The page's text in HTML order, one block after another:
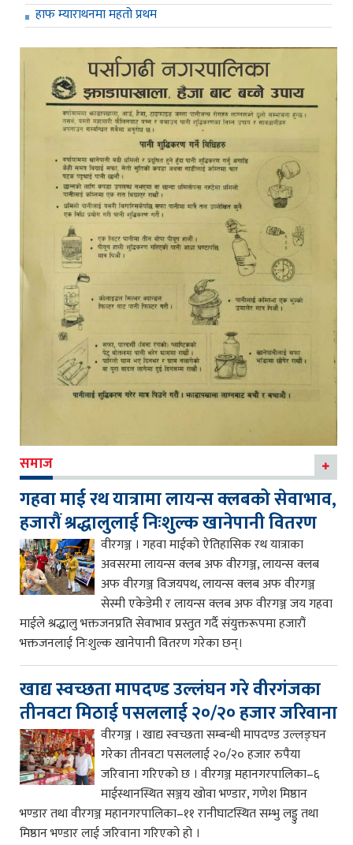
हाफ म्याराथनमा महतो प्रथम
समाज
गहवा माई रथ यात्रामा लायन्स क्लबको सेवाभाव,
हजारौं श्रद्धालुलाई निःशुल्क खानेपानी वितरण
वीरगञ्ज । गहवा माईको ऐतिहासिक रथ यात्राका
अवसरमा लायन्स क्लब अफ वीरगञ्ज, लायन्स क्लब
अफ वीरगञ्ज विजयपथ, लायन्स क्लब अफ वीरगञ्ज
सेस्मी एकेडेमी र लायन्स क्लब अफ वीरगञ्ज जय गहवा
माईले श्रद्धालु भक्तजनप्रति सेवाभाव प्रस्तुत गर्दै संयुक्तरूपमा हजारौं
भक्तजनलाई निःशुल्क खानेपानी वितरण गरेका छन्।
खाद्य स्वच्छता मापदण्ड उल्लंघन गरे वीरगंजका
तीनवटा मिठाई पसललाई २०/२० हजार जरिवाना
वीरगञ्ज । खाद्य स्वच्छता सम्बन्धी मापदण्ड उल्लङ्घन
गरेका तीनवटा पसललाई २०/२० हजार रुपैया
जरिवाना गरिएको छ । वीरगञ्ज महानगरपालिका–६
माईस्थानस्थित सञ्जय खोवा भण्डार, गणेश मिष्ठान
भण्डार तथा वीरगञ्ज महानगरपालिका–११ रानीघाटस्थित सम्भु लड्डु तथा
मिष्ठान भण्डार लाई जरिवाना गरिएको हो ।